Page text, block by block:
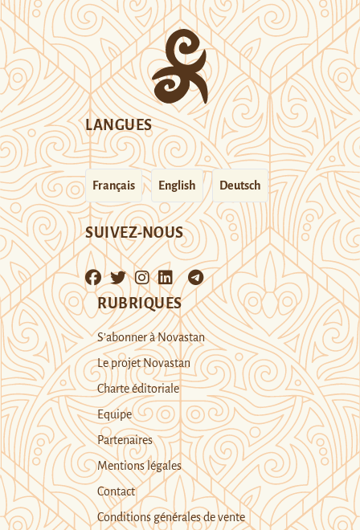
LANGUES
Français English Deutsch
SUIVEZ-NOUS
RUBRIQUES
S’abonner à Novastan
Le projet Novastan
Charte éditoriale
Equipe
Partenaires
Mentions légales
Contact
Conditions générales de vente